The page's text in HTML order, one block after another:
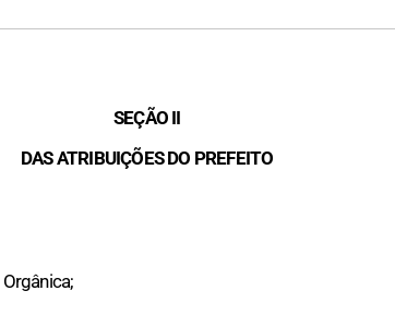
SEÇÃO II
DAS ATRIBUIÇÕES DO PREFEITO